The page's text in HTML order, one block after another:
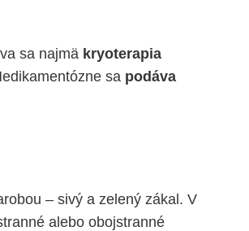
sa najmä kryoterapia
sa podáva
– sivý a zelený zákal. V
alebo obojstranné